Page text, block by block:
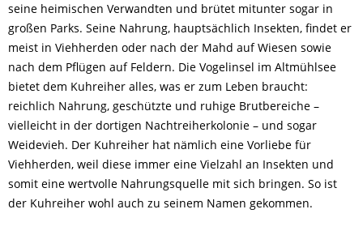
seine heimischen Verwandten und brütet mitunter sogar in
großen Parks. Seine Nahrung, hauptsächlich Insekten, findet er
meist in Viehherden oder nach der Mahd auf Wiesen sowie
nach dem Pflügen auf Feldern. Die Vogelinsel im Altmühlsee
bietet dem Kuhreiher alles, was er zum Leben braucht:
reichlich Nahrung, geschützte und ruhige Brutbereiche –
vielleicht in der dortigen Nachtreiherkolonie – und sogar
Weidevieh. Der Kuhreiher hat nämlich eine Vorliebe für
Viehherden, weil diese immer eine Vielzahl an Insekten und
somit eine wertvolle Nahrungsquelle mit sich bringen. So ist
der Kuhreiher wohl auch zu seinem Namen gekommen.